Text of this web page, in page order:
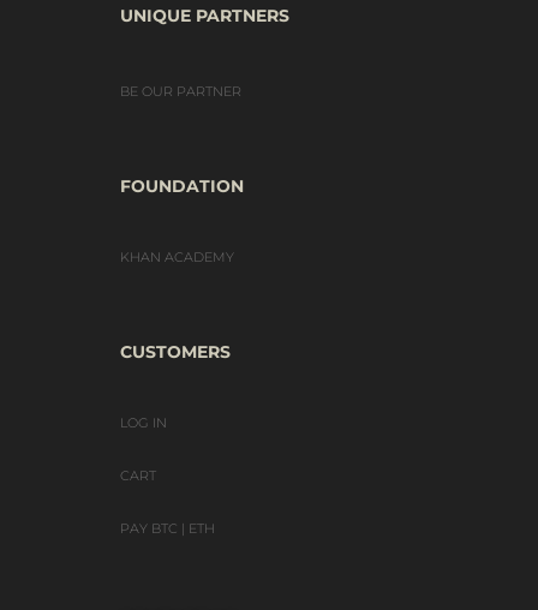
UNIQUE PARTNERS
BE OUR PARTNER
FOUNDATION
KHAN ACADEMY
CUSTOMERS
LOG IN
CART
PAY BTC | ETH